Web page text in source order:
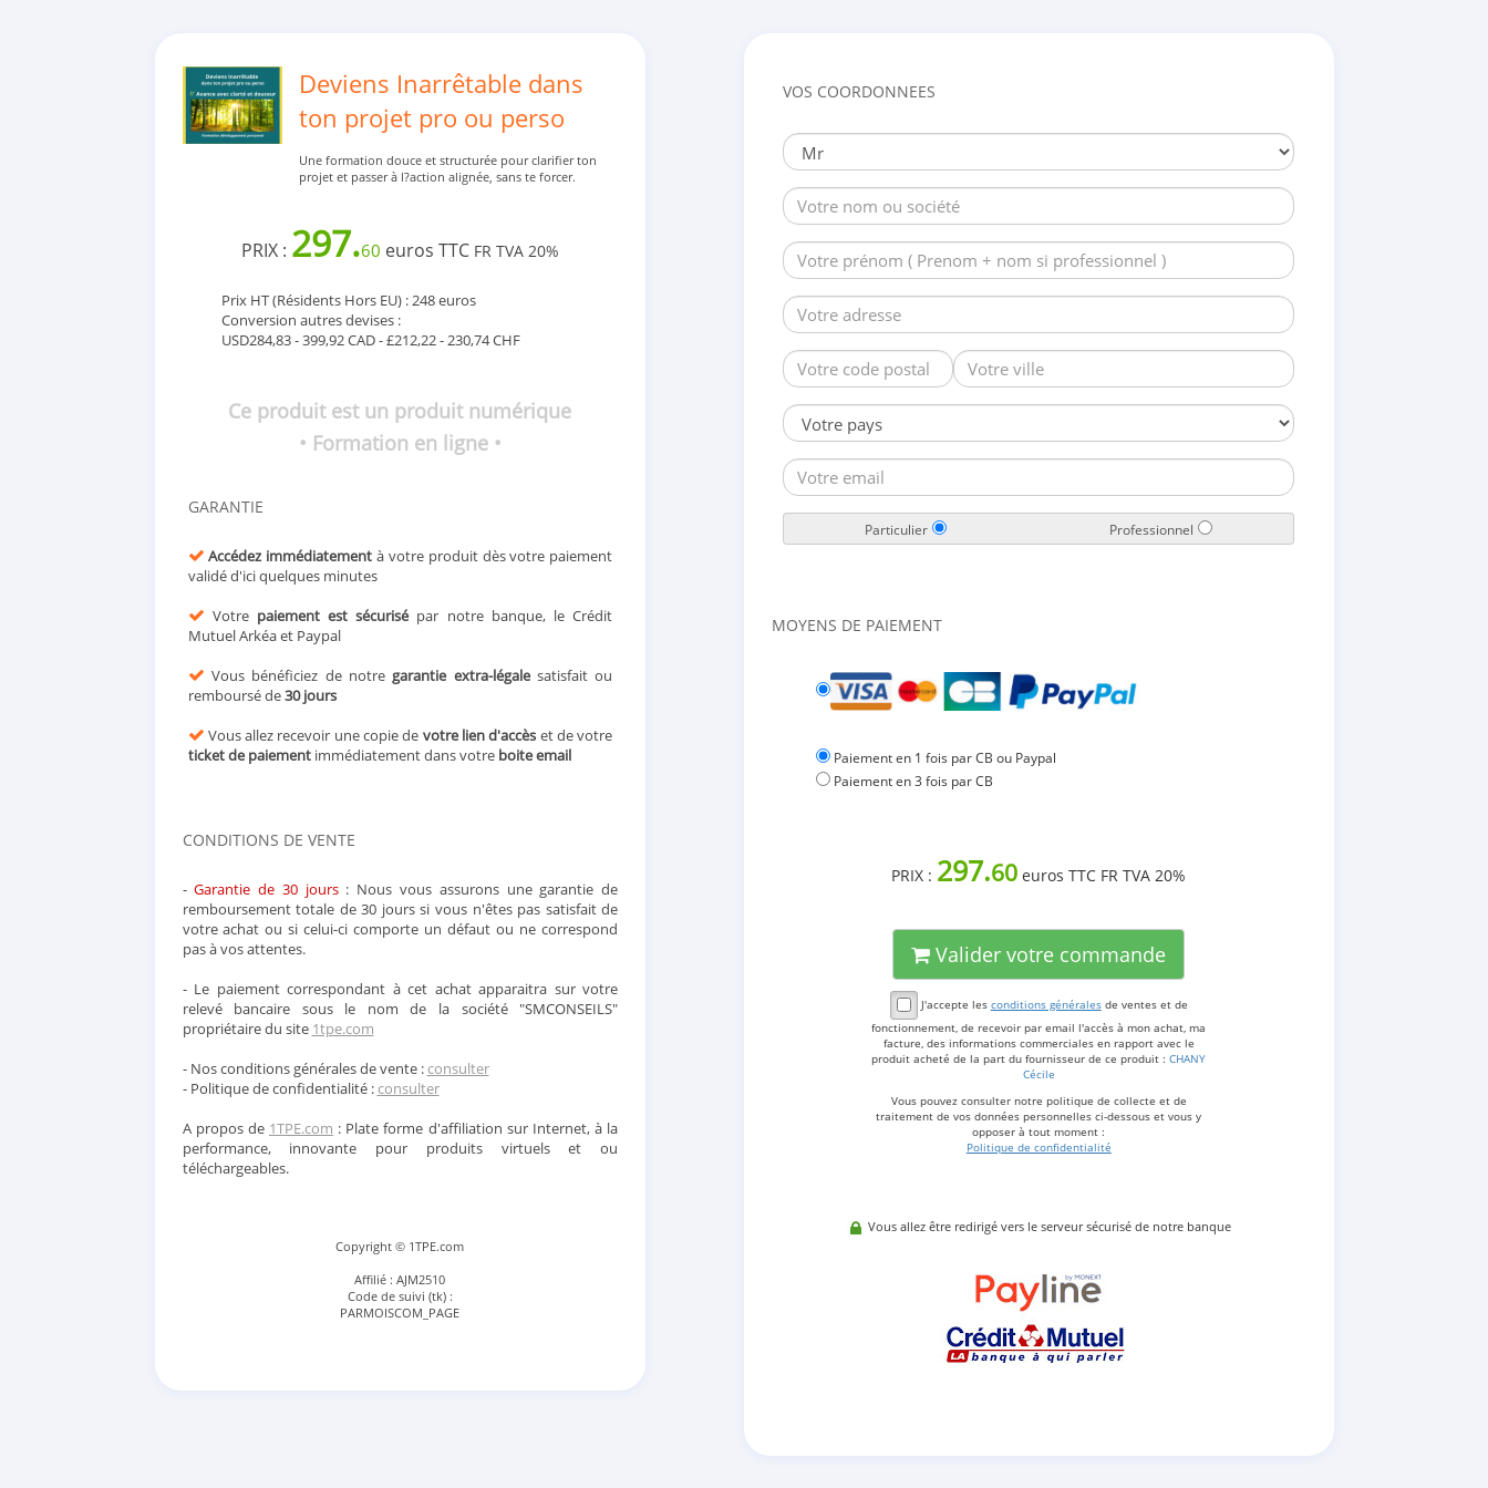
VOS COORDONNEES
Particulier Professionnel
MOYENS DE PAIEMENT
Paiement en 1 fois par CB ou Paypal
Paiement en 3 fois par CB
PRIX : 297.60 euros TTC FR TVA 20%
Valider votre commande
J'accepte les conditions généralesde ventes et de
fonctionnement, de recevoir par email l'accès à mon achat, ma
facture, des informations commerciales en rapport avec le
produit acheté de la part du fournisseur de ce produit :CHANY
Cécile
Vous pouvez consulter notre politique de collecte et de
traitement de vos données personnelles ci-dessous et vous y
opposer à tout moment :
Politique de confidentialité
Vous allez être redirigé vers le serveur sécurisé de notre banque
Deviens Inarrêtable dans
ton projet pro ou perso
Une formation douce et structurée pour clarifier ton
projet et passer à l?action alignée, sans te forcer.
PRIX : 297.60 euros TTC FR TVA 20%
Prix HT (Résidents Hors EU) : 248 euros
Conversion autres devises :
USD284,83 - 399,92 CAD - £212,22 - 230,74 CHF
Ce produit est un produit numérique
• Formation en ligne •
GARANTIE
Accédez immédiatement à votre produit dès votre paiement
validé d'ici quelques minutes
Votre paiement est sécurisé par notre banque, le Crédit
Mutuel Arkéa et Paypal
Vous bénéficiez de notregarantie extra-légalesatisfait ou
remboursé de30 jours
Vous allez recevoir une copie de votre lien d'accès et de votre
ticket de paiementimmédiatement dans votre boite email
CONDITIONS DE VENTE
-Garantie de 30 jours: Nous vous assurons une garantie de
remboursement totale de 30 jours si vous n'êtes pas satisfait de
votre achat ou si celui-ci comporte un défaut ou ne correspond
pas à vos attentes.
- Le paiement correspondant à cet achat apparaitra sur votre
relevé bancaire sous le nom de la société "SMCONSEILS"
propriétaire du site 1tpe.com
- Nos conditions générales de vente :consulter
- Politique de confidentialité :consulter
A propos de 1TPE.com : Plate forme d'affiliation sur Internet, à la
performance, innovante pour produits virtuels et ou
téléchargeables.
Copyright © 1TPE.com
Affilié : AJM2510
Code de suivi (tk) :
PARMOISCOM_PAGE